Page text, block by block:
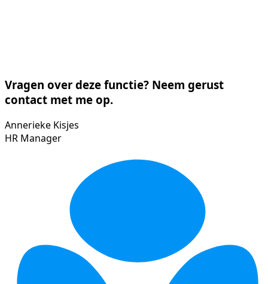
Vragen over deze functie? Neem gerust
contact met me op.
Annerieke Kisjes
HR Manager